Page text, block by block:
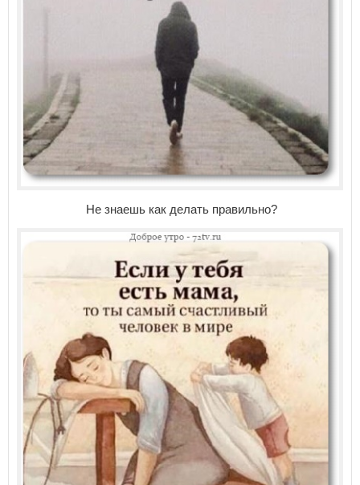
Не знаешь как делать правильно?